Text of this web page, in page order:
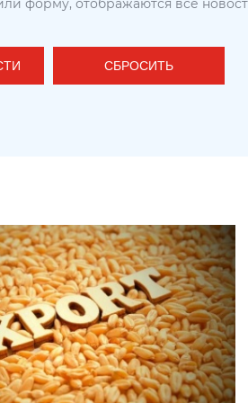
форму, отображаются все
СБРОСИТЬ